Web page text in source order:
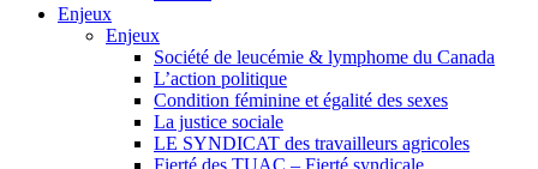
Enjeux
Enjeux
Société de leucémie & lymphome du Canada
L’action politique
Condition féminine et égalité des sexes
La justice sociale
LE SYNDICAT des travailleurs agricoles